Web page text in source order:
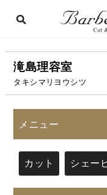
滝島理容室
タキシマリヨウシツ
メニュー
カット シェー